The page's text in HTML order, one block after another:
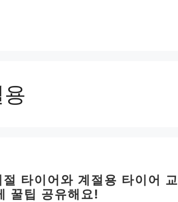
타이어와 계절용 타이어 교
꿀팁 공유해요!